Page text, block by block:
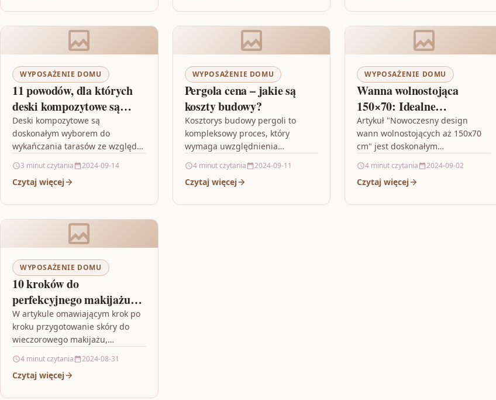
WYPOSAŻENIE DOMU
11 powodów, dla których
deski kompozytowe są
idealne do tarasu
Deski kompozytowe są
doskonałym wyborem do
wykańczania tarasów ze względu
bezpieczeństwo, jakie oferują.
Składają się one z mieszanki
3 minut czytania 2024-09-14
Czytaj więcej
WYPOSAŻENIE DOMU
Pergola cena – jakie są
koszty budowy?
Kosztorys budowy pergoli to
kompleksowy proces, który
wymaga uwzględnienia
jak materiały, rozmiar, konstrukcja
i dodatkowe udogodnienia.
4 minut czytania 2024-09-11
Czytaj więcej
WYPOSAŻENIE DOMU
Wanna wolnostojąca
150×70: Idealne
uzupełnienie dla loftowej
łazienki
Artykuł "Nowoczesny design
wann wolnostojących aż 150x70
cm" jest doskonałym
poszukujących luksusowych
rozwiązań do nowoczesnych
4 minut czytania 2024-09-02
Czytaj więcej
WYPOSAŻENIE DOMU
10 kroków do
perfekcyjnego makijażu
wieczorowego
W artykule omawiającym krok po
kroku przygotowanie skóry do
wieczorowego makijażu,
na temat kroków niezbędnych do
uzyskania doskonałego rezultatu.
4 minut czytania 2024-08-31
Czytaj więcej